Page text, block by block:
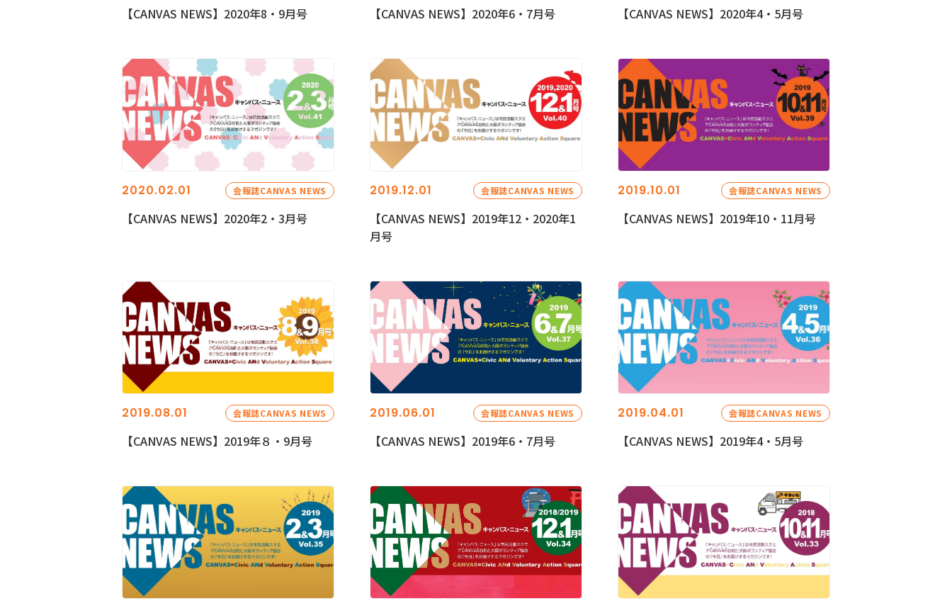
【CANVAS NEWS】2020年8・9月号 【CANVAS NEWS】2020年6・7月号 【CANVAS NEWS】2020年4・5月号
2020.02.01 会報誌CANVAS NEWS
【CANVAS NEWS】2020年2・3月号
2019.12.01 会報誌CANVAS NEWS
【CANVAS NEWS】2019年12・2020年1
月号
2019.10.01 会報誌CANVAS NEWS
【CANVAS NEWS】2019年10・11月号
2019.08.01 会報誌CANVAS NEWS
【CANVAS NEWS】2019年８・9月号
2019.06.01 会報誌CANVAS NEWS
【CANVAS NEWS】2019年6・7月号
2019.04.01 会報誌CANVAS NEWS
【CANVAS NEWS】2019年4・5月号